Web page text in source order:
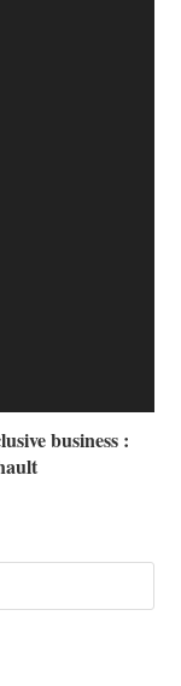
business :